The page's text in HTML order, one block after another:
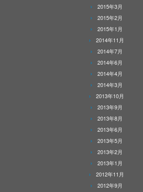
2015年3月
2015年2月
2015年1月
2014年11月
2014年7月
2014年6月
2014年4月
2014年3月
2013年10月
2013年9月
2013年8月
2013年6月
2013年5月
2013年2月
2013年1月
2012年11月
2012年9月